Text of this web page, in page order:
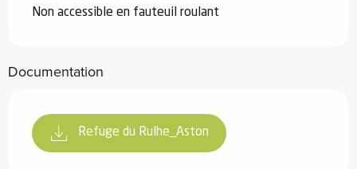
Non accessible en fauteuil roulant
Documentation
Refuge du Rulhe_Aston